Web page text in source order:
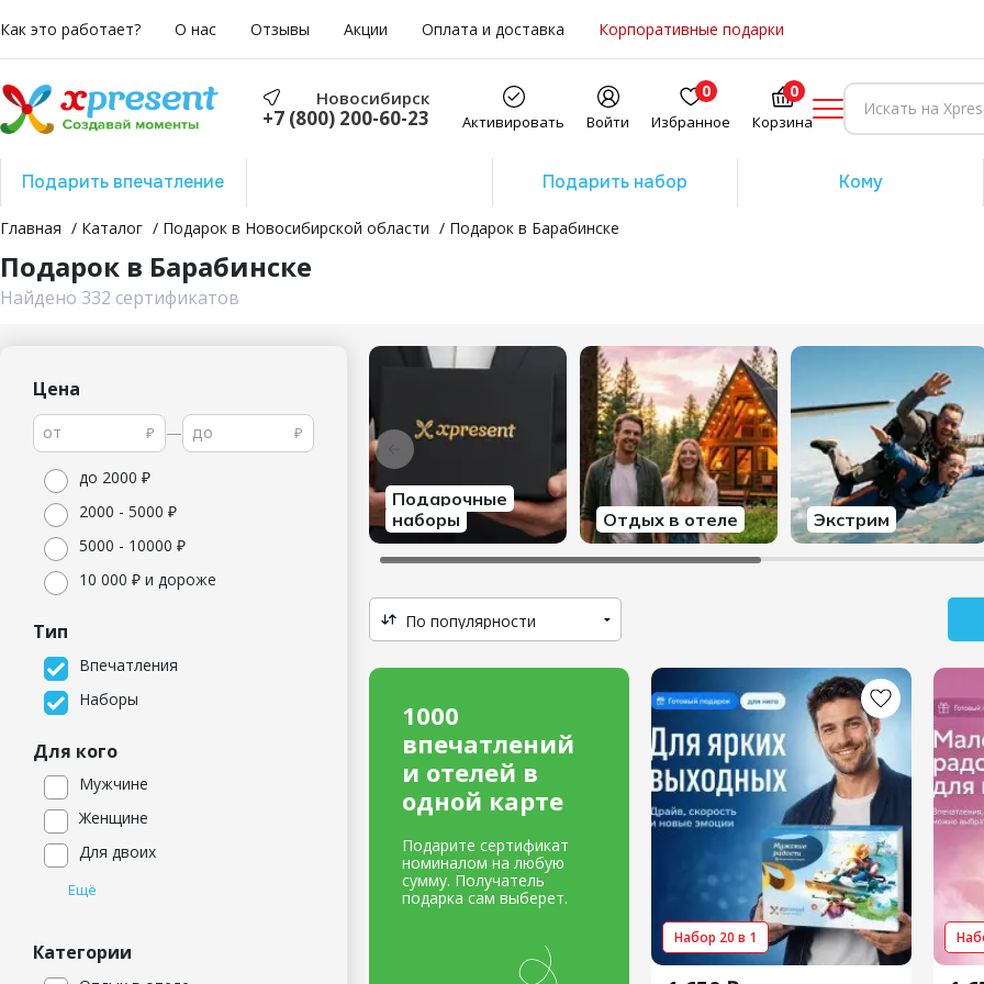
Как это работает? О нас Отзывы Акции Оплата и доставка Корпоративные подарки
Новосибирск
+7 (800) 200-60-23 Активировать Войти
0
Избранное
0
Корзина
Подарить впечатление Подарить набор Кому
Главная Каталог Подарок в Новосибирской области Подарок в Барабинске
Подарок в Барабинске
Найдено 332 сертификатов
Цена
₽ — ₽
до 2000​ ₽
2000​ - 5000​ ₽
5000​ - 10000​ ₽
10​ 000 ₽ и дороже
Тип
Впечатления
Наборы
Для кого
Мужчине
Женщине
Для двоих
Ещё
Категории
Подарочные
наборы
Отдых в отеле Экстрим
1000
впечатлений
и отелей в
одной карте
Подарите сертификат
номиналом на любую
сумму. Получатель
подарка сам выберет.
Набор 20 в 1